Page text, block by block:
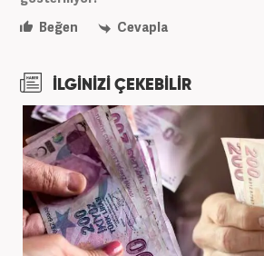
Beğen
Cevapla
İLGİNİZİ ÇEKEBİLİR